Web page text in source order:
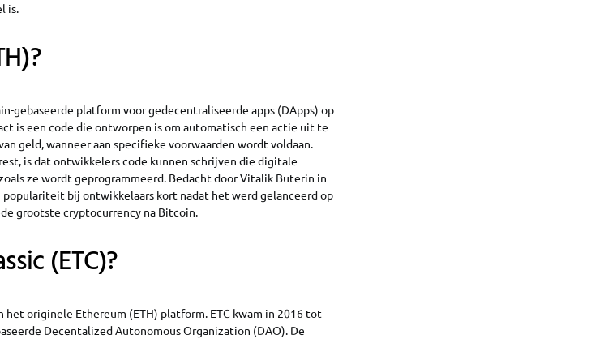
is.
gebaseerde platform voor gedecentraliseerde apps (DApps) op
is een code die ontworpen is om automatisch een actie uit te
geld, wanneer aan specifieke voorwaarden wordt voldaan.
is dat ontwikkelers code kunnen schrijven die digitale
ze wordt geprogrammeerd. Bedacht door Vitalik Buterin in
bij ontwikkelaars kort nadat het werd gelanceerd op
grootste cryptocurrency na Bitcoin.
(ETC)?
het originele Ethereum (ETH) platform. ETC kwam in 2016 tot
Decentalized Autonomous Organization (DAO). De